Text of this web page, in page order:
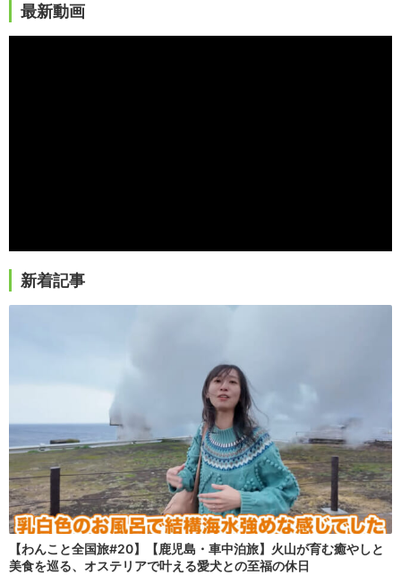
最新動画
新着記事
【わんこと全国旅#20】【鹿児島・車中泊旅】火山が育む癒やしと
美食を巡る、オステリアで叶える愛犬との至福の休日